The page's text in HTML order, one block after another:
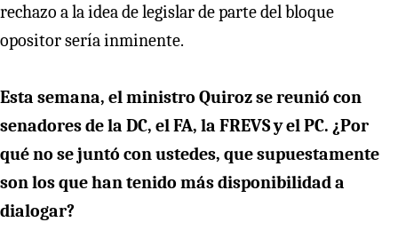
rechazo a la idea de legislar de parte del bloque
opositor sería inminente.
Esta semana, el ministro Quiroz se reunió con
senadores de la DC, el FA, la FREVS y el PC. ¿Por
qué no se juntó con ustedes, que supuestamente
son los que han tenido más disponibilidad a
dialogar?